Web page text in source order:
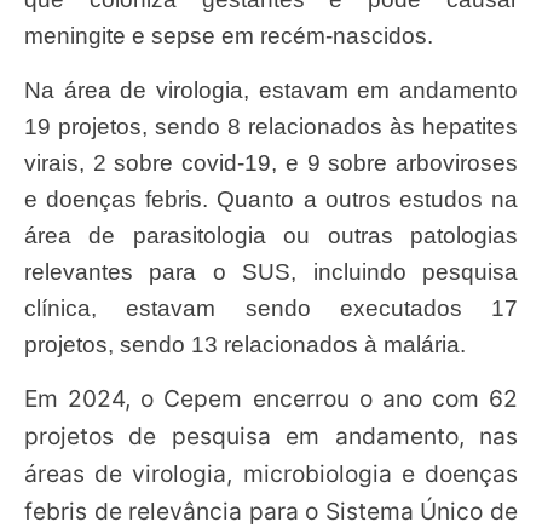
meningite e sepse em recém-nascidos.
Na área de virologia, estavam em andamento
19 projetos, sendo 8 relacionados às hepatites
virais, 2 sobre covid-19, e 9 sobre arboviroses
e doenças febris. Quanto a outros estudos na
área de parasitologia ou outras patologias
relevantes para o SUS, incluindo pesquisa
clínica, estavam sendo executados 17
projetos, sendo 13 relacionados à malária.
Em 2024, o Cepem encerrou o ano com 62
projetos de pesquisa em andamento, nas
áreas de virologia, microbiologia e doenças
febris de relevância para o Sistema Único de